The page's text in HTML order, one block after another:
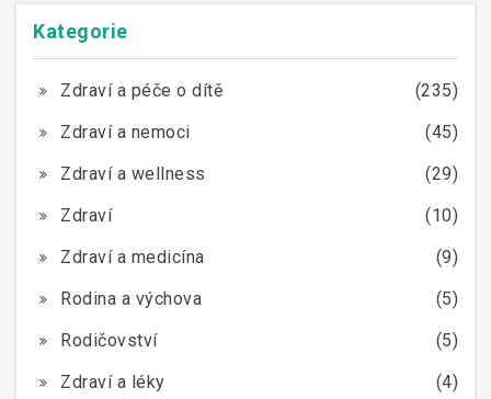
Kategorie
Zdraví a péče o dítě
(235)
Zdraví a nemoci
(45)
Zdraví a wellness
(29)
Zdraví
(10)
Zdraví a medicína
(9)
Rodina a výchova
(5)
Rodičovství
(5)
Zdraví a léky
(4)